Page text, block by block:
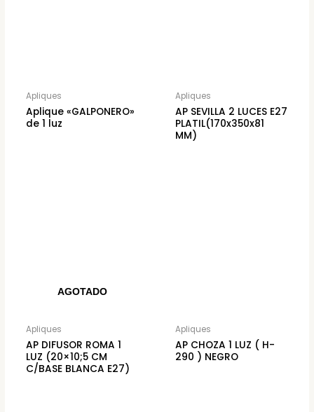
Apliques
Aplique «GALPONERO»
de 1 luz
Apliques
AP SEVILLA 2 LUCES E27
PLATIL(170x350x81
MM)
AGOTADO
Apliques
AP DIFUSOR ROMA 1
LUZ (20×10;5 CM
C/BASE BLANCA E27)
Apliques
AP CHOZA 1 LUZ ( H-
290 ) NEGRO